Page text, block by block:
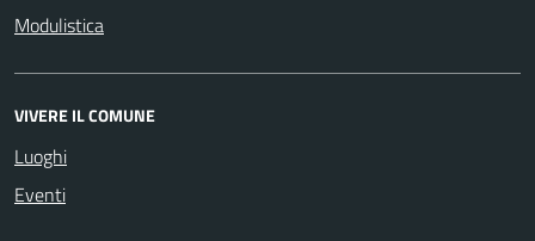
Modulistica
VIVERE IL COMUNE
Luoghi
Eventi